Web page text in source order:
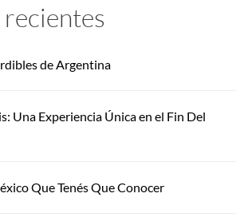
de Argentina
Una Experiencia Única en el Fin Del
Que Tenés Que Conocer